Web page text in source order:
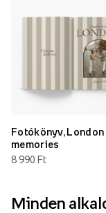
Fotókönyv, London
memories
8 990 Ft
Minden